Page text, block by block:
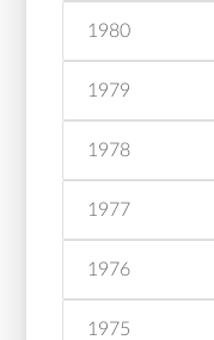
1980
1979
1978
1977
1976
1975